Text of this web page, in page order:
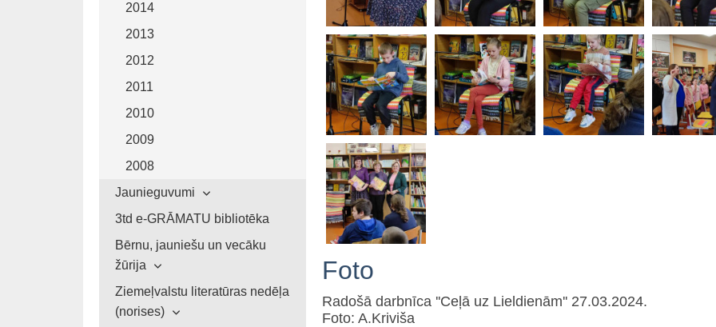
2014
2013
2012
2011
2010
2009
2008
Jaunieguvumi
3td e-GRĀMATU bibliotēka
Bērnu, jauniešu un vecāku
žūrija
Ziemeļvalstu literatūras nedēļa
(norises)
Foto
Radošā darbnīca ''Ceļā uz Lieldienām'' 27.03.2024.
Foto: A.Kriviša